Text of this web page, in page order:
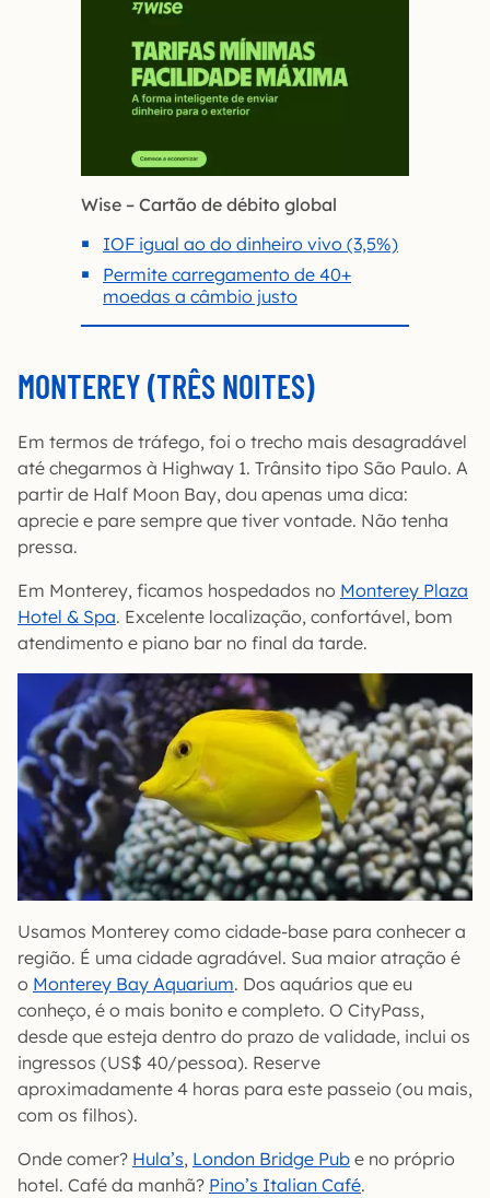
Wise – Cartão de débito global
IOF igual ao do dinheiro vivo (3,5%)
Permite carregamento de 40+
moedas a câmbio justo
MONTEREY (TRÊS NOITES)
Em termos de tráfego, foi o trecho mais desagradável
até chegarmos à Highway 1. Trânsito tipo São Paulo. A
partir de Half Moon Bay, dou apenas uma dica:
aprecie e pare sempre que tiver vontade. Não tenha
pressa.
Em Monterey, ficamos hospedados no Monterey Plaza
Hotel & Spa. Excelente localização, confortável, bom
atendimento e piano bar no final da tarde.
Usamos Monterey como cidade-base para conhecer a
região. É uma cidade agradável. Sua maior atração é
o Monterey Bay Aquarium. Dos aquários que eu
conheço, é o mais bonito e completo. O CityPass,
desde que esteja dentro do prazo de validade, inclui os
ingressos (US$ 40/pessoa). Reserve
aproximadamente 4 horas para este passeio (ou mais,
com os filhos).
Onde comer? Hula’s, London Bridge Pub e no próprio
hotel. Café da manhã? Pino’s Italian Café.